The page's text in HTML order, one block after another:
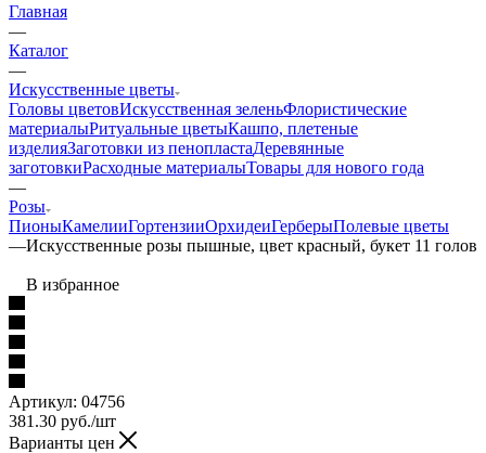
Главная
—
Каталог
—
Искусственные цветы
Головы цветовИскусственная зеленьФлористические
материалыРитуальные цветыКашпо, плетеные
изделияЗаготовки из пенопластаДеревянные
заготовкиРасходные материалыТовары для нового года
—
Розы
ПионыКамелииГортензииОрхидеиГерберыПолевые цветы
—Искусственные розы пышные, цвет красный, букет 11 голов
В избранное
Артикул: 04756
381.30 руб./шт
Варианты цен